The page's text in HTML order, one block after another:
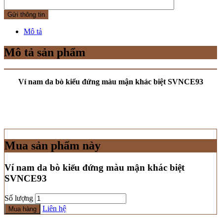
Mô tả
Mô tả sản phẩm
Ví nam da bò kiểu đứng màu mận khác biệt SVNCE93
Mua sản phẩm này
Ví nam da bò kiểu đứng màu mận khác biệt
SVNCE93
Số lượng
Mua hàng Liên hệ